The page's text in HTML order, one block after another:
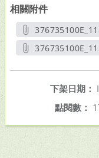
相關附件
下架日期：
點閱數：